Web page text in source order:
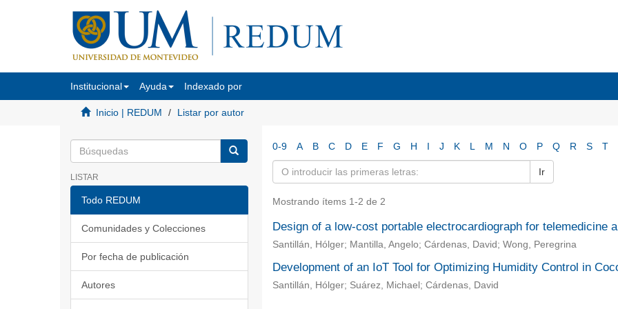
Institucional Ayuda Indexado por
Inicio | REDUM Listar por autor
LISTAR
Todo REDUM
Comunidades y Colecciones
Por fecha de publicación
Autores
0-9 A B C D E F G H I J K L M N O P Q R S T
Ir
Mostrando ítems 1-2 de 2
Design of a low-cost portable electrocardiograph for telemedicine
Santillán, Hólger; Mantilla, Angelo; Cárdenas, David; Wong, Peregrina
Development of an IoT Tool for Optimizing Humidity Control in
Santillán, Hólger; Suárez, Michael; Cárdenas, David